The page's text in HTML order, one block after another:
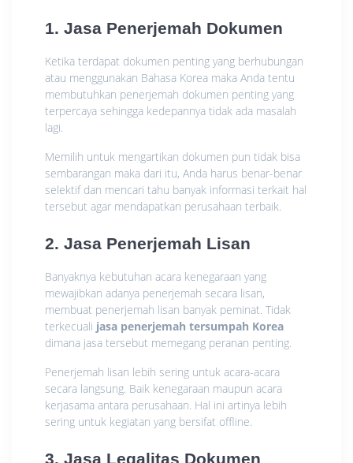
1. Jasa Penerjemah Dokumen
Ketika terdapat dokumen penting yang berhubungan
atau menggunakan Bahasa Korea maka Anda tentu
membutuhkan penerjemah dokumen penting yang
terpercaya sehingga kedepannya tidak ada masalah
lagi.
Memilih untuk mengartikan dokumen pun tidak bisa
sembarangan maka dari itu, Anda harus benar-benar
selektif dan mencari tahu banyak informasi terkait hal
tersebut agar mendapatkan perusahaan terbaik.
2. Jasa Penerjemah Lisan
Banyaknya kebutuhan acara kenegaraan yang
mewajibkan adanya penerjemah secara lisan,
membuat penerjemah lisan banyak peminat. Tidak
terkecuali jasa penerjemah tersumpah Korea
dimana jasa tersebut memegang peranan penting.
Penerjemah lisan lebih sering untuk acara-acara
secara langsung. Baik kenegaraan maupun acara
kerjasama antara perusahaan. Hal ini artinya lebih
sering untuk kegiatan yang bersifat offline.
3. Jasa Legalitas Dokumen